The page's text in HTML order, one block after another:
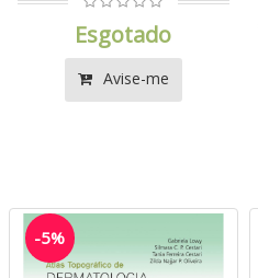
Esgotado
Avise-me
-5%